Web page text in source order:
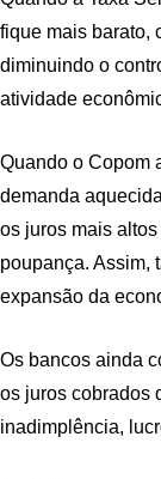
fique mais barato,
diminuindo o
atividade
Quando o Copom
demanda
os juros mais
poupança. Assim,
expansão da
Os bancos ainda
os juros cobrados
inadimplência,